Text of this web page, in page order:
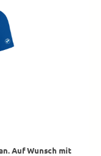
Auf Wunsch mit